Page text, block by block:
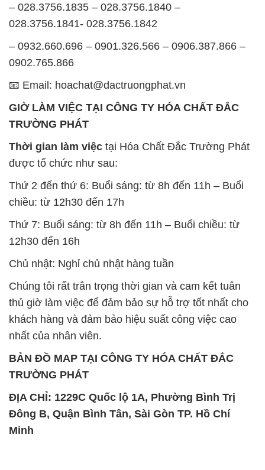
– 028.3756.1835 – 028.3756.1840 –
028.3756.1841- 028.3756.1842
– 0932.660.696 – 0901.326.566 – 0906.387.866 –
0902.765.866
📧 Email: hoachat@dactruongphat.vn
GIỜ LÀM VIỆC TẠI CÔNG TY HÓA CHẤT ĐẮC
TRƯỜNG PHÁT
Thời gian làm việc tại Hóa Chất Đắc Trường Phát
được tổ chức như sau:
Thứ 2 đến thứ 6: Buổi sáng: từ 8h đến 11h – Buổi
chiều: từ 12h30 đến 17h
Thứ 7: Buổi sáng: từ 8h đến 11h – Buổi chiều: từ
12h30 đến 16h
Chủ nhật: Nghỉ chủ nhật hàng tuần
Chúng tôi rất trân trọng thời gian và cam kết tuân
thủ giờ làm việc để đảm bảo sự hỗ trợ tốt nhất cho
khách hàng và đảm bảo hiệu suất công việc cao
nhất của nhân viên.
BẢN ĐỒ MAP TẠI CÔNG TY HÓA CHẤT ĐẮC
TRƯỜNG PHÁT
ĐỊA CHỈ: 1229C Quốc lộ 1A, Phường Bình Trị
Đông B, Quận Bình Tân, Sài Gòn TP. Hồ Chí
Minh